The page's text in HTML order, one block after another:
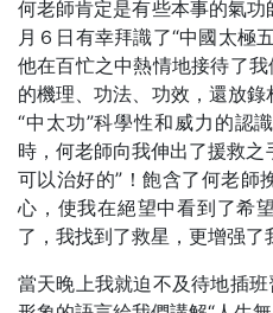
何老師肯定是有些本事的氣
月６日有幸拜識了“中國太極
他在百忙之中熱情地接待了
的機理、功法、功效，還放
“中太功”科學性和威力的認
時，何老師向我伸出了援救
可以治好的”！飽含了何老師
心，使我在絕望中看到了希
了，我找到了救星，更增强了
當天晚上我就迫不及待地插